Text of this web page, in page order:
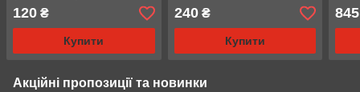
120 ₴
Купити
240₴
Купити
845
Акційні пропозиції та новинки